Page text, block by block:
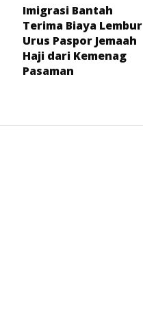
Imigrasi Bantah
Terima Biaya Lembur
Urus Paspor Jemaah
Haji dari Kemenag
Pasaman